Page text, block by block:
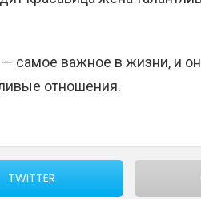
— самое важное в жизни, и он
отношения.
TWITTER